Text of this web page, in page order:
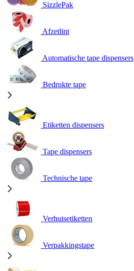
SizzlePak
Afzetlint
Automatische tape dispensers
Bedrukte tape
Etiketten dispensers
Tape dispensers
Technische tape
Verhuisetiketten
Verpakkingstape